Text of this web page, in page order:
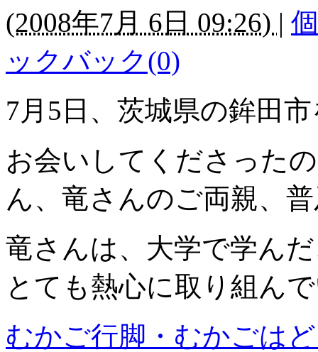
(2008年7月 6日 09:26) |
ックバック(0)
7月5日、茨城県の鉾田
お会いしてくださった
ん、竜さんのご両親、
竜さんは、大学で学ん
とても熱心に取り組ん
むかご行脚・むかごは